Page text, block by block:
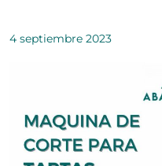
4 septiembre 2023